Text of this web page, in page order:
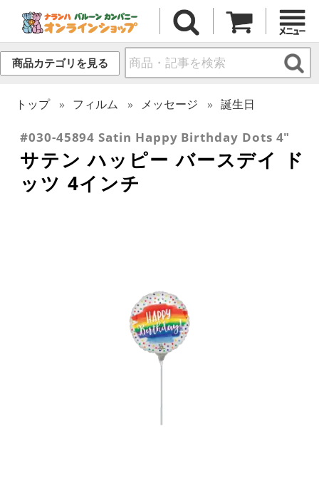
商品カテゴリを見る
トップ フィルム メッセージ 誕生日
#030-45894 Satin Happy Birthday Dots 4"
サテン ハッピー バースデイ ド
ッツ 4インチ